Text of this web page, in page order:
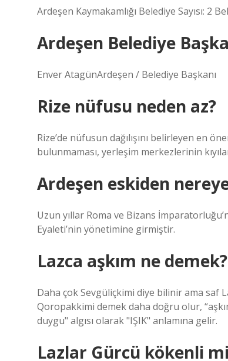
Ardeşen Kaymakamlığı Belediye Sayısı: 2
Ardeşen Belediye
Enver AtagünArdeşen / Belediye Başkanı
Rize nüfusu neden az?
Rize’de nüfusun dağılışını belirleyen en
bulunmaması, yerleşim merkezlerinin
Ardeşen eskiden nereye
Uzun yıllar Roma ve Bizans
Eyaleti’nin yönetimine girmiştir.
Lazca aşkım ne demek?
Daha çok Sevgüliçkimi diye bilinir ama saf
Qoropakkimi demek daha doğru olur,
duygu" algısı olarak "IŞIK" anlamına gelir.
Lazlar Gürcü kökenli